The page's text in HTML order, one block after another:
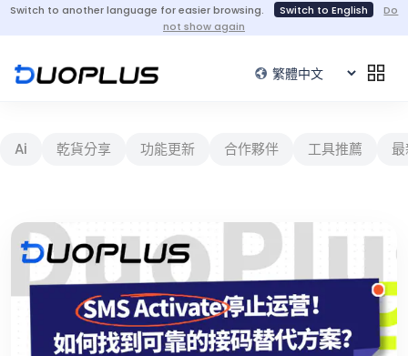
Switch to another language for easier browsing. Switch to English
Do
not show again
Ai 乾貨分享 功能更新 合作夥伴 工具推薦